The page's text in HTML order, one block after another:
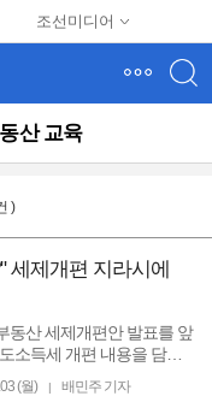
조선미디어
산 교육
)
세제개편 지라시에
동산 세제개편안 발표를 앞
소득세 개편 내용을 담은
게 확산하고 있다. 아직 정
(월) 배민주 기자